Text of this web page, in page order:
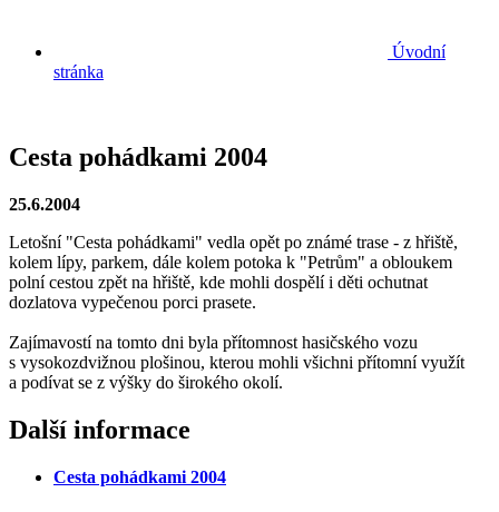
Úvodní
stránka
Cesta pohádkami 2004
25.6.2004
Letošní "Cesta pohádkami" vedla opět po známé trase - z hřiště,
kolem lípy, parkem, dále kolem potoka k "Petrům" a obloukem
polní cestou zpět na hřiště, kde mohli dospělí i děti ochutnat
dozlatova vypečenou porci prasete.
Zajímavostí na tomto dni byla přítomnost hasičského vozu
s vysokozdvižnou plošinou, kterou mohli všichni přítomní využít
a podívat se z výšky do širokého okolí.
Další informace
Cesta pohádkami 2004